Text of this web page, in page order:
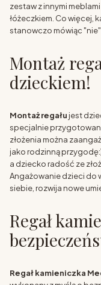
zestaw z innymi
łóżeczkiem. Co więcej,
stanowczo mówiąc
Montaż
dzieckiem!
Montaż regału jest
specjalnie
złożenia można
jako rodzinną
a dziecko radość ze
Angażowanie dzieci do
siebie, rozwija nowe
Regał
Regał kamieniczka